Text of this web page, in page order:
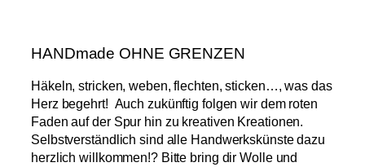
HANDmade OHNE GRENZEN
Häkeln, stricken, weben, flechten, sticken…, was das
Herz begehrt! Auch zukünftig folgen wir dem roten
Faden auf der Spur hin zu kreativen Kreationen.
Selbstverständlich sind alle Handwerkskünste dazu
herzlich willkommen!? Bitte bring dir Wolle und